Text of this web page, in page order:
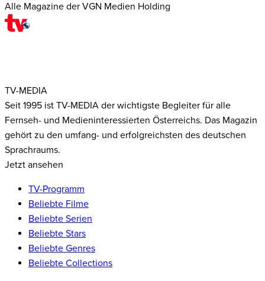
Alle Magazine der VGN Medien Holding
TV-MEDIA
Seit 1995 ist TV-MEDIA der wichtigste Begleiter für alle
Fernseh- und Medieninteressierten Österreichs. Das Magazin
gehört zu den umfang- und erfolgreichsten des deutschen
Sprachraums.
Jetzt ansehen
TV-Programm
Beliebte Filme
Beliebte Serien
Beliebte Stars
Beliebte Genres
Beliebte Collections